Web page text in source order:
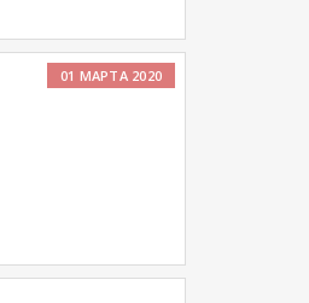
01 МАРТА 2020